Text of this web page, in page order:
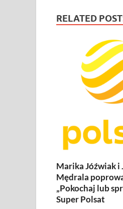
RELATED
Marika Jóźwiak i
Mędrala
„Pokochaj lub
Super Polsat